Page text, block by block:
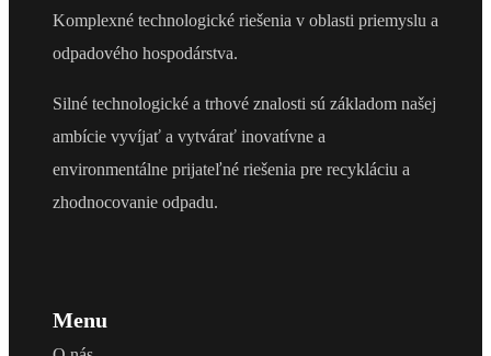
Komplexné technologické riešenia v oblasti priemyslu a
odpadového hospodárstva.
Silné technologické a trhové znalosti sú základom našej
ambície vyvíjať a vytvárať inovatívne a
environmentálne prijateľné riešenia pre recykláciu a
zhodnocovanie odpadu.
Menu